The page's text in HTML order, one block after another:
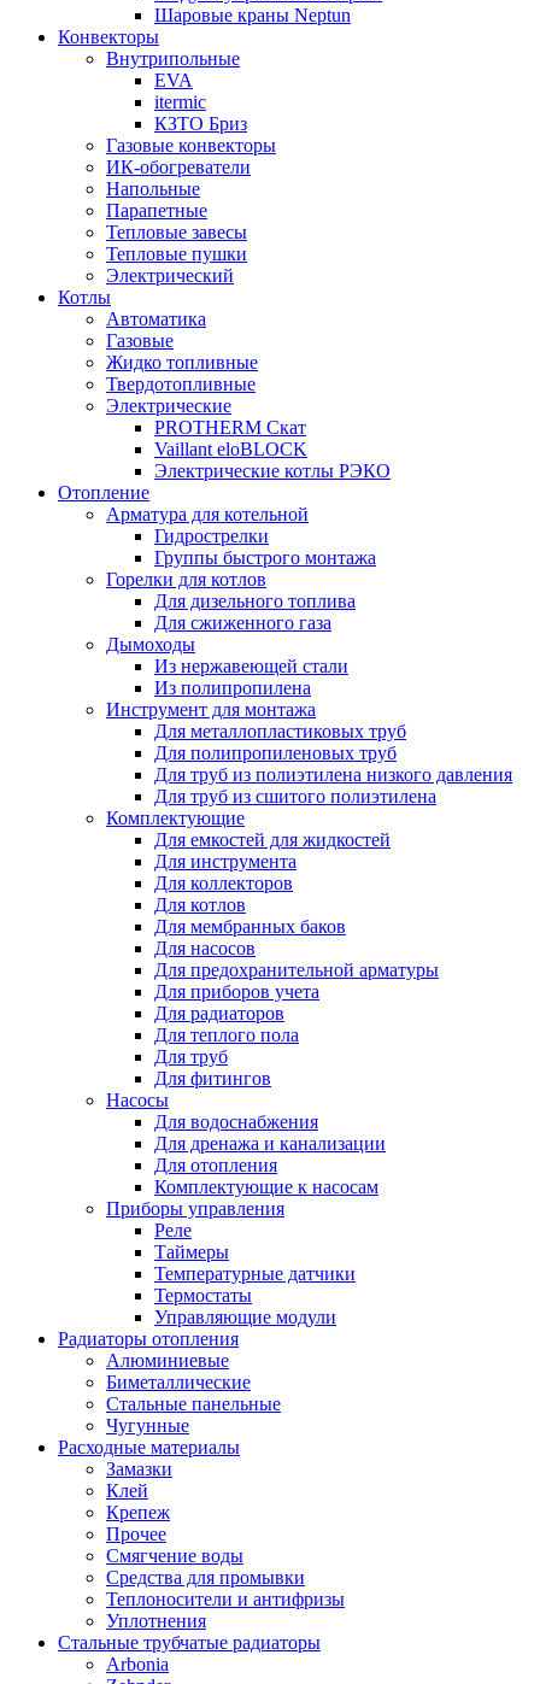
Шаровые краны Neptun
Конвекторы
Внутрипольные
EVA
itermic
КЗТО Бриз
Газовые конвекторы
ИК-обогреватели
Напольные
Парапетные
Тепловые завесы
Тепловые пушки
Электрический
Котлы
Автоматика
Газовые
Жидко топливные
Твердотопливные
Электрические
PROTHERM Скат
Vaillant eloBLOCK
Электрические котлы РЭКО
Отопление
Арматура для котельной
Гидрострелки
Группы быстрого монтажа
Горелки для котлов
Для дизельного топлива
Для сжиженного газа
Дымоходы
Из нержавеющей стали
Из полипропилена
Инструмент для монтажа
Для металлопластиковых труб
Для полипропиленовых труб
Для труб из полиэтилена низкого давления
Для труб из сшитого полиэтилена
Комплектующие
Для емкостей для жидкостей
Для инструмента
Для коллекторов
Для котлов
Для мембранных баков
Для насосов
Для предохранительной арматуры
Для приборов учета
Для радиаторов
Для теплого пола
Для труб
Для фитингов
Насосы
Для водоснабжения
Для дренажа и канализации
Для отопления
Комплектующие к насосам
Приборы управления
Реле
Таймеры
Температурные датчики
Термостаты
Управляющие модули
Радиаторы отопления
Алюминиевые
Биметаллические
Стальные панельные
Чугунные
Расходные материалы
Замазки
Клей
Крепеж
Прочее
Смягчение воды
Средства для промывки
Теплоносители и антифризы
Уплотнения
Стальные трубчатые радиаторы
Arbonia